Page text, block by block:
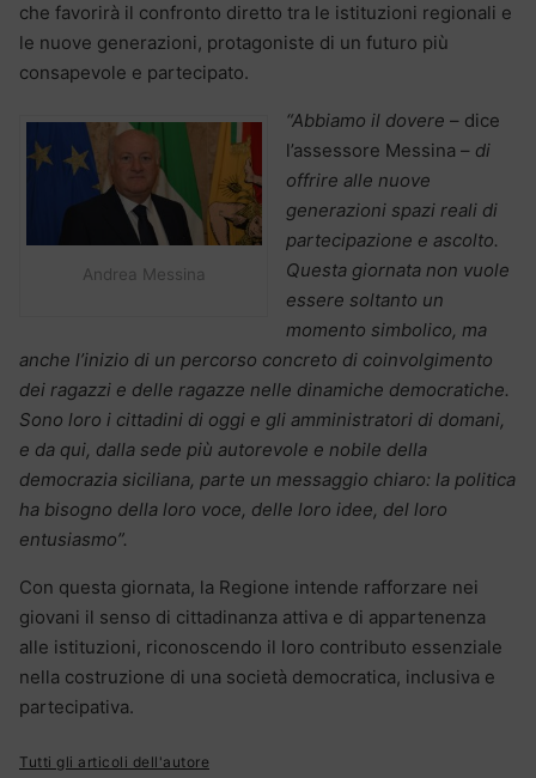
che favorirà il confronto diretto tra le istituzioni regionali e
le nuove generazioni, protagoniste di un futuro più
consapevole e partecipato.
Andrea Messina
“Abbiamo il dovere – dice
l’assessore Messina – di
offrire alle nuove
generazioni spazi reali di
partecipazione e ascolto.
Questa giornata non vuole
essere soltanto un
momento simbolico, ma
anche l’inizio di un percorso concreto di coinvolgimento
dei ragazzi e delle ragazze nelle dinamiche democratiche.
Sono loro i cittadini di oggi e gli amministratori di domani,
e da qui, dalla sede più autorevole e nobile della
democrazia siciliana, parte un messaggio chiaro: la politica
ha bisogno della loro voce, delle loro idee, del loro
entusiasmo”.
Con questa giornata, la Regione intende rafforzare nei
giovani il senso di cittadinanza attiva e di appartenenza
alle istituzioni, riconoscendo il loro contributo essenziale
nella costruzione di una società democratica, inclusiva e
partecipativa.
Tutti gli articoli dell'autore